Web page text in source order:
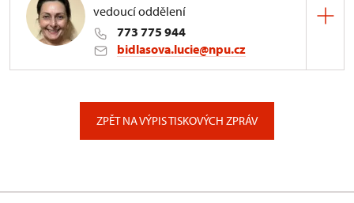
vedoucí oddělení
773 775 944
bidlasova.lucie@npu.cz
ZPĚT NA VÝPIS TISKOVÝCH ZPRÁV